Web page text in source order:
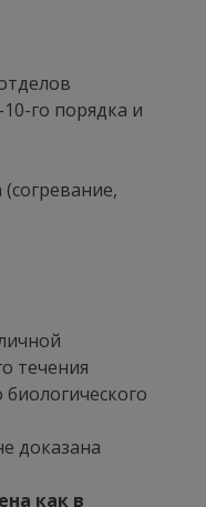
го порядка и
течения
доказана
как в